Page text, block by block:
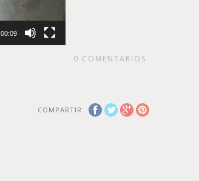
00:09
0 COMENTARIOS
COMPARTIR